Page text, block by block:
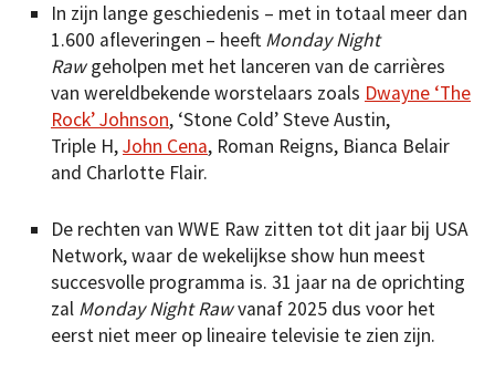
In zijn lange geschiedenis – met in totaal meer dan
1.600 afleveringen – heeft Monday Night
Rawgeholpen met het lanceren van de carrières
van wereldbekende worstelaars zoals Dwayne ‘The
Rock’ Johnson, ‘Stone Cold’ Steve Austin,
Triple H,John Cena, Roman Reigns, Bianca Belair
and Charlotte Flair.
De rechten van WWE Raw zitten tot dit jaar bij USA
Network, waar de wekelijkse show hun meest
succesvolle programma is. 31 jaar na de oprichting
zal Monday Night Rawvanaf 2025 dus voor het
eerst niet meer op lineaire televisie te zien zijn.